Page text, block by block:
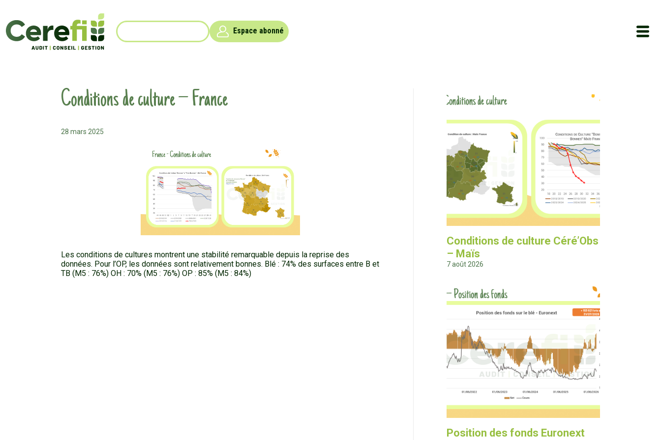
Espace abonné
Conditions de culture – France
28 mars 2025
Les conditions de cultures montrent une stabilité remarquable depuis la reprise des
données. Pour l’OP, les données sont relativement bonnes. Blé : 74% des surfaces entre B et
TB (M5 : 76%) OH : 70% (M5 : 76%) OP : 85% (M5 : 84%)
Conditions de culture Céré’Obs
– Maïs
7 août 2026
Position des fonds Euronext